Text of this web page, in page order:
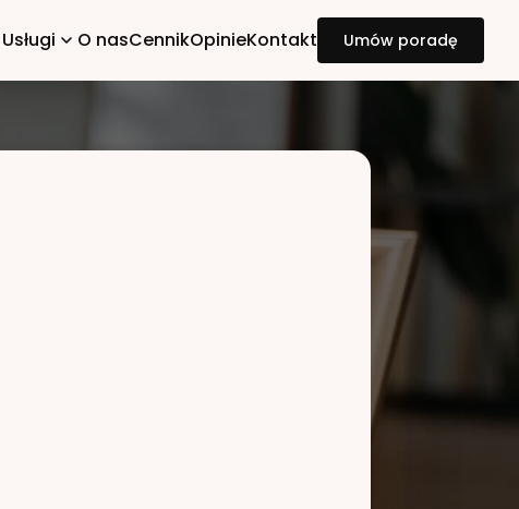
Usługi O nasCennikOpinieKontakt Umów poradę